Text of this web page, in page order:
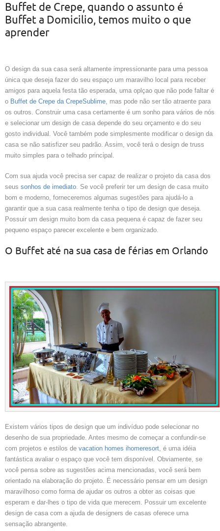
Buffet de Crepe, quando o assunto é
Buffet a Domicilio, temos muito o que
aprender
O design da sua casa será altamente impressionante para uma pessoa
única que deseja fazer do seu espaço um maravilho local para receber
amigos para aquela festa tão esperada, uma oplçao que não pode faltar é
o Buffet de Crepe da CrepeSublime, mas pode não ser tão atraente para
os outros. Construir uma casa certamente é um sonho para vários de nós
e selecionar um design de casa depende do seu orçamento e do seu
gosto individual. Você também pode simplesmente modificar o design da
casa se não satisfizer seu padrão. Assim, você terá o design de truss
muito simples para o telhado principal.
Com sua ajuda você precisa ser capaz de realizar o projeto da casa dos
seus sonhos de imediato. Se você preferir ter um design de casa muito
bom e moderno, forneceremos algumas sugestões para ajudá-lo a
garantir que a sua casa realmente tenha o tipo de design que deseja.
Possuir um design muito bom da casa pequena é capaz de fazer seu
pequeno espaço parecer excelente e bem organizado.
O Buffet até na sua casa de férias em Orlando
Existem vários tipos de design que um indivíduo pode selecionar no
desenho de sua propriedade. Antes mesmo de começar a confundir-se
com projetos e estilos de vacation homes ihomeresort , é uma idéia
fantástica avaliar o espaço que você tem disponível. Obviamente, se
você pensa sobre as sugestões acima mencionadas, você será bem
orientado na elaboração do projeto. É necessário pensar em um design
maravilhoso como forma de ajudar os outros a obter as coisas que
esperam e dar-lhes o tipo de vida que merecem. Possuir um excelente
design de casa com a ajuda de designers de casas oferece uma
sensação abrangente.